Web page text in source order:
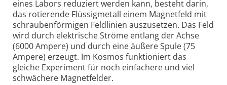
eines Labors reduziert werden kann, besteht darin,
das rotierende Flüssigmetall einem Magnetfeld mit
schraubenförmigen Feldlinien auszusetzen. Das Feld
wird durch elektrische Ströme entlang der Achse
(6000 Ampere) und durch eine äußere Spule (75
Ampere) erzeugt. Im Kosmos funktioniert das
gleiche Experiment für noch einfachere und viel
schwächere Magnetfelder.